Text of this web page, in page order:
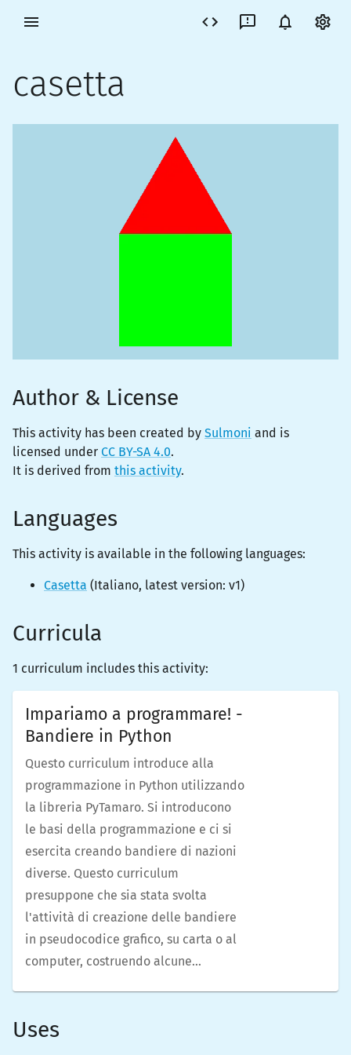
casetta
Author & License
This activity has been created by Sulmoni and is
licensed under CC BY-SA 4.0.
It is derived from this activity.
Languages
This activity is available in the following languages:
Casetta (Italiano, latest version: v1)
Curricula
1 curriculum includes this activity:
Impariamo a programmare! -
Bandiere in Python
Questo curriculum introduce alla
programmazione in Python utilizzando
la libreria PyTamaro. Si introducono
le basi della programmazione e ci si
esercita creando bandiere di nazioni
diverse. Questo curriculum
presuppone che sia stata svolta
l'attività di creazione delle bandiere
in pseudocodice grafico, su carta o al
computer, costruendo alcune
partendo da zero.
Uses